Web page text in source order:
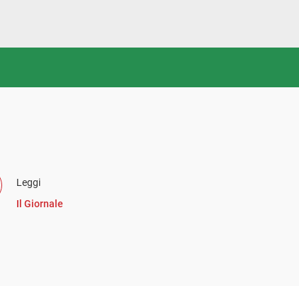
Leggi
Il Giornale